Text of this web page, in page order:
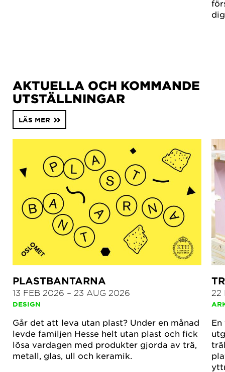
AKTUELLA OCH KOMMANDE
UTSTÄLLNINGAR
LÄS MER
PLASTBANTARNA
13 FEB 2026 – 23 AUG 2026
DESIGN
Går det att leva utan plast? Under en månad
levde familjen Hesse helt utan plast och fick
lösa vardagen med produkter gjorda av trä,
metall, glas, ull och keramik.
22